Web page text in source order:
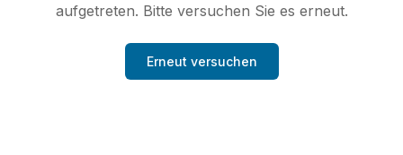
aufgetreten. Bitte versuchen Sie es erneut.
Erneut versuchen